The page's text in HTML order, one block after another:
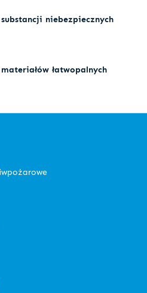
niebezpiecznych
łatwopalnych